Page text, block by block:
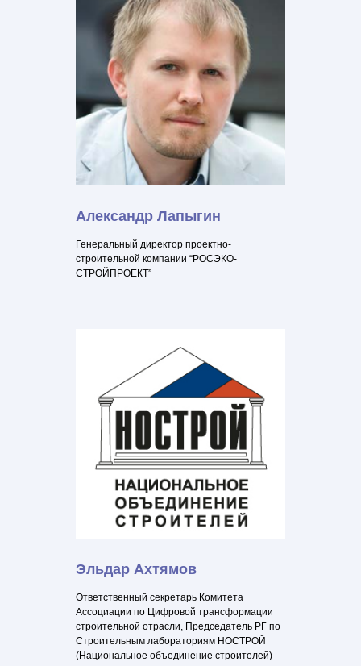
Александр Лапыгин
Генеральный директор проектно-
строительной компании “РОСЭКО-
СТРОЙПРОЕКТ”
Эльдар Ахтямов
Ответственный секретарь Комитета
Ассоциации по Цифровой трансформации
строительной отрасли, Председатель РГ по
Строительным лабораториям НОСТРОЙ
(Национальное объединение строителей)